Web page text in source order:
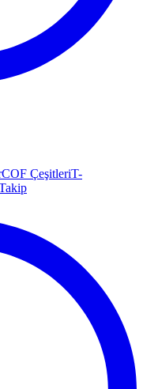
COF ÇeşitleriT-